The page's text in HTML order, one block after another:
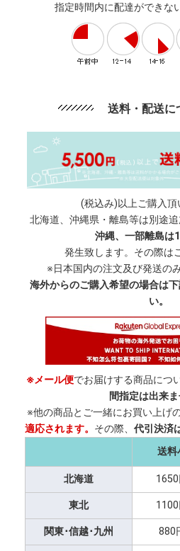
指定時間内に配達ができな
送料・配送に
(税込み)以上ご購入頂
北海道、沖縄県・離島等は別途
沖縄、一部離島は
発生致します。その際は
※日本国内の注文及び発送の
海外からのご購入希望の場合は
い。
※メール便でお届けする商品につ
間指定は出来ま
※他の商品とご一緒にお買い上げ
適応されます。 その際、 代引決済
送料
北海道 1650
東北 1100
関東･信越･九州 880